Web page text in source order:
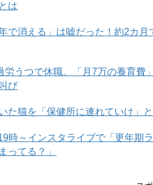
次のペ
は
で消える」は嘘だった！約2カ
労うつで休職。「月7万の養育
び
た猫を「保健所に連れていけ」
時～インスタライブで「更年
ってる？」